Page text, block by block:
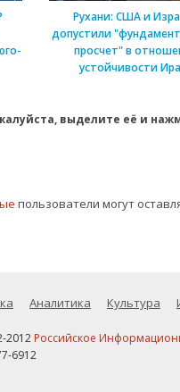
Рухани: США и
допустили
просчет" в
устойчивости
выделите её и
пользователи могут
Аналитика Культура
2012 Российское
6912